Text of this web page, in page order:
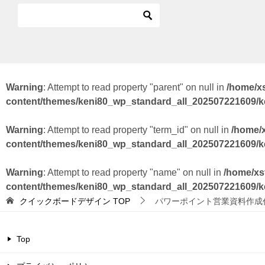
Warning: Attempt to read property "parent" on null in /home/
content/themes/keni80_wp_standard_all_202507221609/
Warning: Attempt to read property "term_id" on null in /home/
content/themes/keni80_wp_standard_all_202507221609/
Warning: Attempt to read property "name" on null in /home/
content/themes/keni80_wp_standard_all_202507221609/
クイックボードデザイン TOP パワーポイント営業資料作成
Top